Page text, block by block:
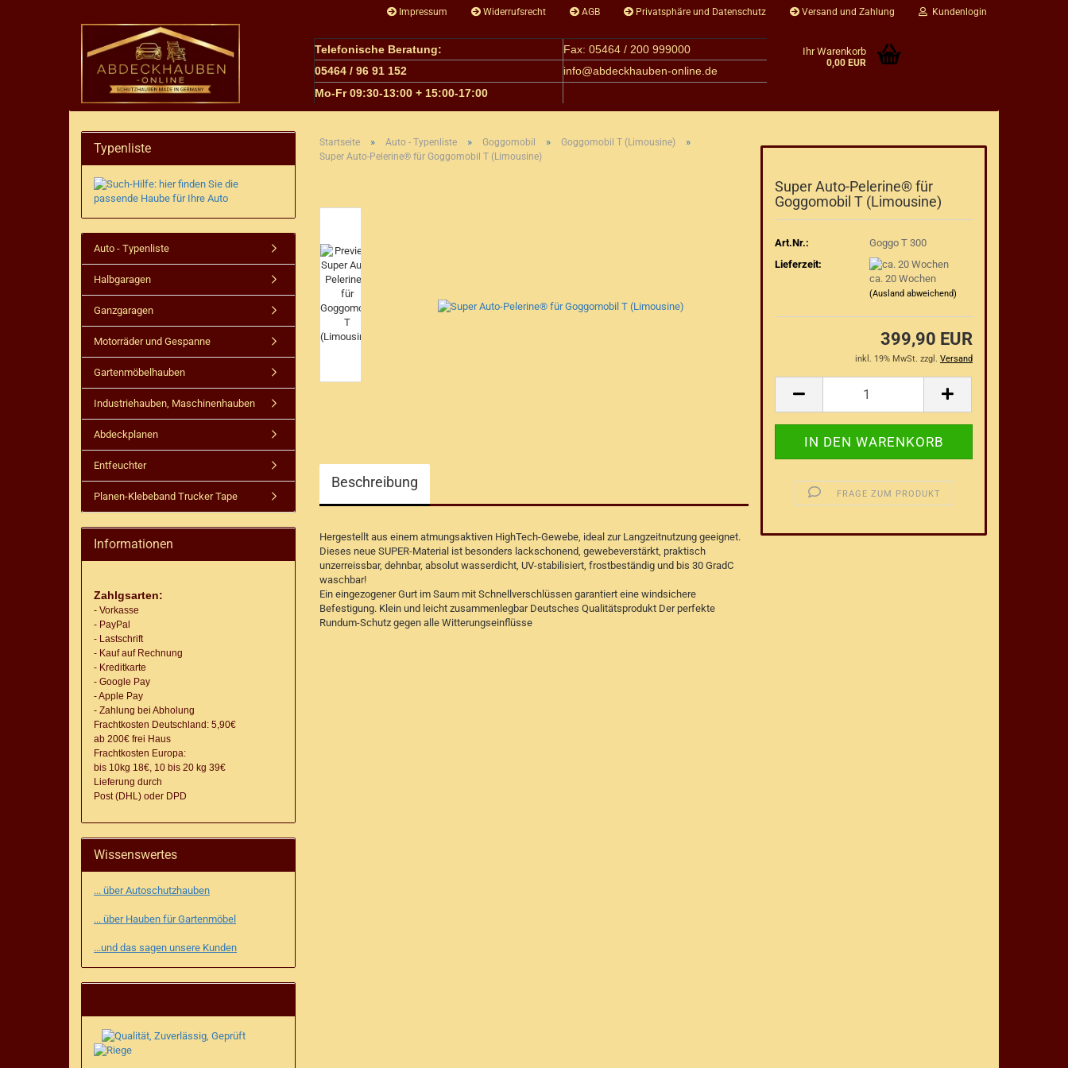
Impressum Widerrufsrecht AGB Privatsphäre und Datenschutz Versand und Zahlung Kundenlogin
Telefonische Beratung:
Fax: 05464 / 200 999000
05464 / 96 91 152
info@abdeckhauben-online.de
Mo-Fr 09:30-13:00 + 15:00-17:00
Ihr Warenkorb
0,00 EUR
Startseite » Auto - Typenliste » Goggomobil » Goggomobil T (Limousine) »
Super Auto-Pelerine® für Goggomobil T (Limousine)
Super Auto-Pelerine® für
Goggomobil T (Limousine)
Art.Nr.:
Goggo T 300
Lieferzeit:
ca. 20 Wochen
(Ausland abweichend)
399,90 EUR
inkl. 19% MwSt. zzgl. Versand
FRAGE ZUM PRODUKT
Beschreibung
Hergestellt aus einem atmungsaktiven HighTech-Gewebe, ideal zur Langzeitnutzung geeignet.
Dieses neue SUPER-Material ist besonders lackschonend, gewebeverstärkt, praktisch
unzerreissbar, dehnbar, absolut wasserdicht, UV-stabilisiert, frostbeständig und bis 30 GradC
waschbar!
Ein eingezogener Gurt im Saum mit Schnellverschlüssen garantiert eine windsichere
Befestigung. Klein und leicht zusammenlegbar Deutsches Qualitätsprodukt Der perfekte
Rundum-Schutz gegen alle Witterungseinflüsse
Typenliste
Auto - Typenliste
Halbgaragen
Ganzgaragen
Motorräder und Gespanne
Gartenmöbelhauben
Industriehauben, Maschinenhauben
Abdeckplanen
Entfeuchter
Planen-Klebeband Trucker Tape
Informationen
Zahlgsarten:
- Vorkasse
- PayPal
- Lastschrift
- Kauf auf Rechnung
- Kreditkarte
- Google Pay
- Apple Pay
- Zahlung bei Abholung
Frachtkosten Deutschland: 5,90€
ab 200€ frei Haus
Frachtkosten Europa:
bis 10kg 18€, 10 bis 20 kg 39€
Lieferung durch
Post (DHL) oder DPD
Wissenswertes
... über Autoschutzhauben
... über Hauben für Gartenmöbel
...und das sagen unsere Kunden